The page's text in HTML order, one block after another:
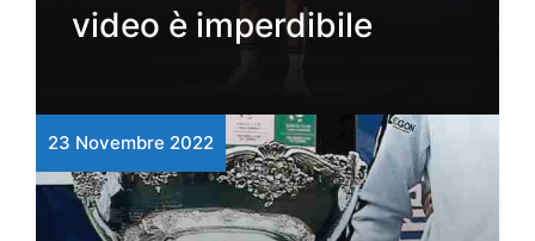
video è imperdibile
23 Novembre 2022